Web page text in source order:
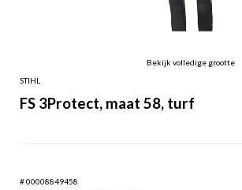
Bekijk volledige grootte
STIHL
FS 3Protect, maat 58, turf
# 00008849458